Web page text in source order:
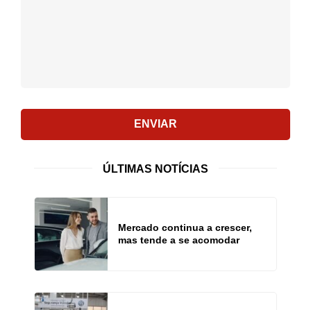
ENVIAR
ÚLTIMAS NOTÍCIAS
Mercado continua a crescer,
mas tende a se acomodar